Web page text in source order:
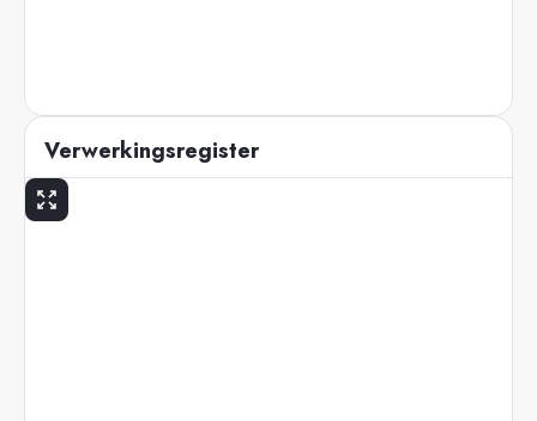
Verwerkingsregister